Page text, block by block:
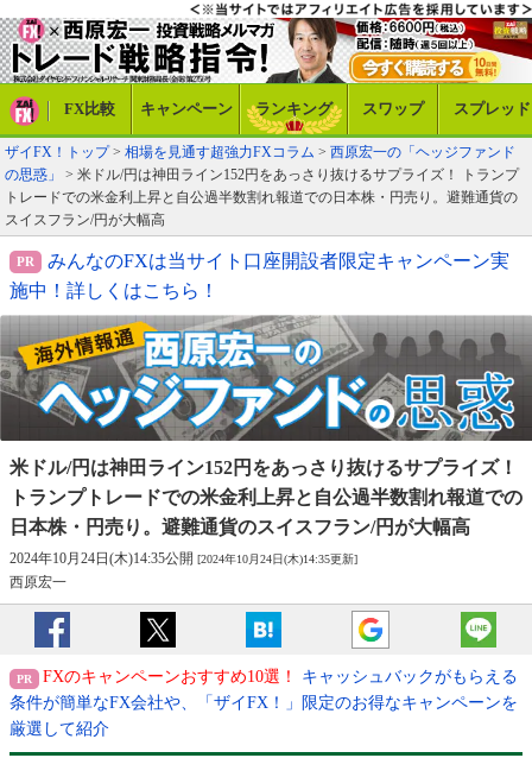
FX比較 キャンペーン ランキング スワップ スプレッド
ザイFX！トップ> 相場を見通す超強力FXコラム > 西原宏一の「ヘッジファンド
の思惑」
> 米ドル/円は神田ライン152円をあっさり抜けるサプライズ！ トランプ
トレードでの米金利上昇と自公過半数割れ報道での日本株・円売り。避難通貨の
スイスフラン/円が大幅高
みんなのFXは当サイト口座開設者限定キャンペーン実
施中！詳しくはこちら！
米ドル/円は神田ライン152円をあっさり抜けるサプライズ！
トランプトレードでの米金利上昇と自公過半数割れ報道での
日本株・円売り。避難通貨のスイスフラン/円が大幅高
2024年10月24日(木)14:35公開 [2024年10月24日(木)14:35更新]
西原宏一
FXのキャンペーンおすすめ10選！
キャッシュバックがもらえる
条件が簡単なFX会社や、「ザイFX！」限定のお得なキャンペーンを
厳選して紹介